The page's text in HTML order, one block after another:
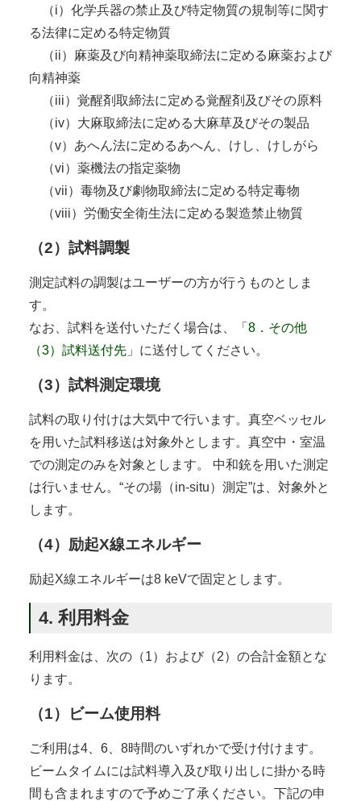
（i）化学兵器の禁止及び特定物質の規制等に関す
る法律に定める特定物質
（ii）麻薬及び向精神薬取締法に定める麻薬および
向精神薬
（iii）覚醒剤取締法に定める覚醒剤及びその原料
（iv）大麻取締法に定める大麻草及びその製品
（v）あへん法に定めるあへん、けし、けしがら
（vi）薬機法の指定薬物
（vii）毒物及び劇物取締法に定める特定毒物
（viii）労働安全衛生法に定める製造禁止物質
（2）試料調製
測定試料の調製はユーザーの方が行うものとしま
す。
なお、試料を送付いただく場合は、「 8．その他
（3）試料送付先」に送付してください。
（3）試料測定環境
試料の取り付けは大気中で行います。真空ベッセル
を用いた試料移送は対象外とします。真空中・室温
での測定のみを対象とします。 中和銃を用いた測定
は行いません。“その場（in-situ）測定”は、対象外と
します。
（4）励起X線エネルギー
励起X線エネルギーは8 keVで固定とします。
4. 利用料金
利用料金は、次の（1）および（2）の合計金額とな
ります。
（1）ビーム使用料
ご利用は4、6、8時間のいずれかで受け付けます。
ビームタイムには試料導入及び取り出しに掛かる時
間も含まれますので予めご了承ください。下記の申